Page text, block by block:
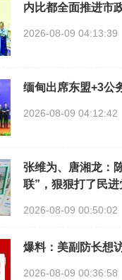
内比都全面推进市
2026-08-09 04:13:39
缅甸出席东盟+3公
2026-08-09 04:12:42
张维为、唐湘龙：
联”，狠狠打了民进
2026-08-09 00:50:02
爆料：美副防长想
2026-08-09 00:36:58